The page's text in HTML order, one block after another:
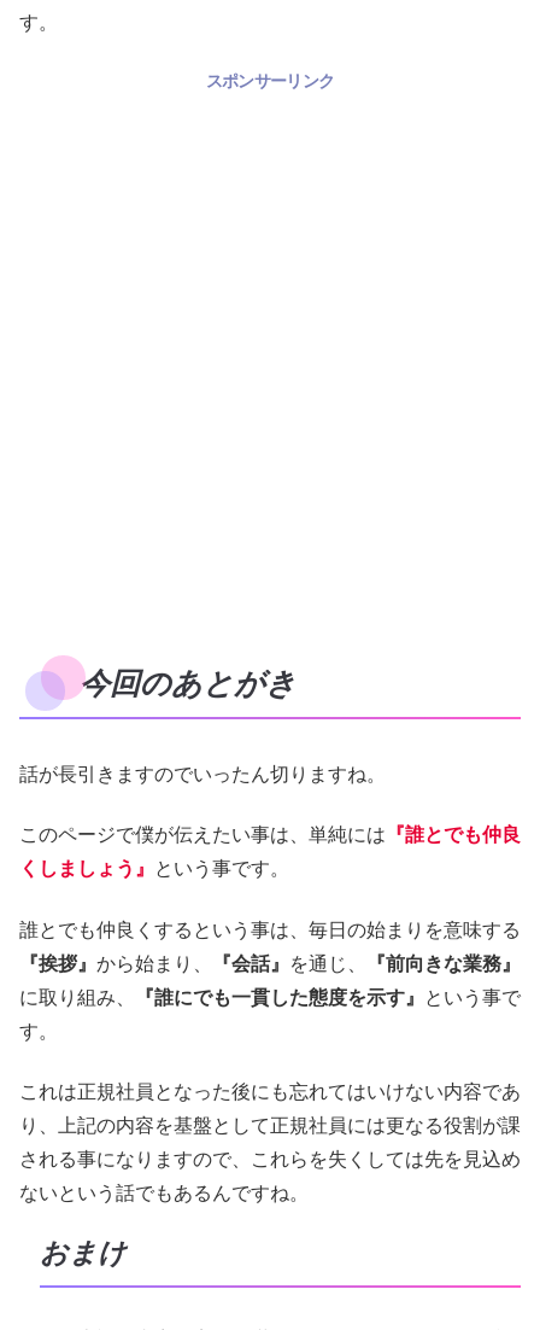
す。
スポンサーリンク
今回のあとがき
話が長引きますのでいったん切りますね。
このページで僕が伝えたい事は、単純には 『誰とでも仲良
くしましょう』
という事です。
誰とでも仲良くするという事は、毎日の始まりを意味する
『挨拶』 から始まり、 『会話』 を通じ、
『前向きな業務』
に取り組み、
『誰にでも一貫した態度を示す』
という事で
す。
これは正規社員となった後にも忘れてはいけない内容であ
り、上記の内容を基盤として正規社員には更なる役割が課
される事になりますので、これらを失くしては先を見込め
ないという話でもあるんですね。
おまけ